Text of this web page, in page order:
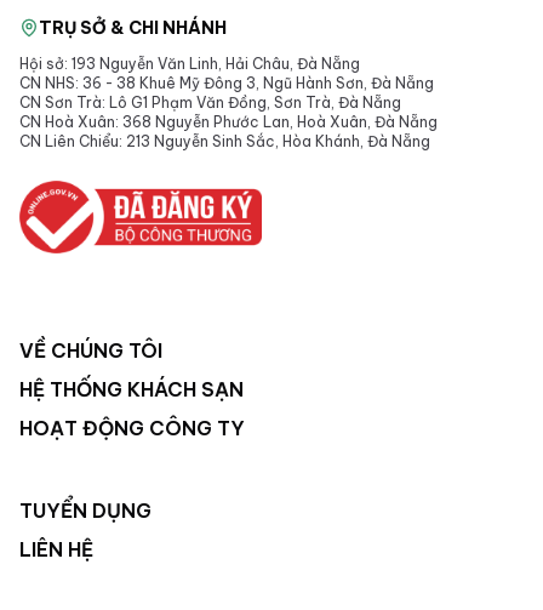
TRỤ SỞ & CHI NHÁNH
Hội sở: 193 Nguyễn Văn Linh, Hải Châu, Đà Nẵng
CN NHS: 36 - 38 Khuê Mỹ Đông 3, Ngũ Hành Sơn, Đà Nẵng
CN Sơn Trà: Lô G1 Phạm Văn Đồng, Sơn Trà, Đà Nẵng
CN Hoà Xuân: 368 Nguyễn Phước Lan, Hoà Xuân, Đà Nẵng
CN Liên Chiểu: 213 Nguyễn Sinh Sắc, Hòa Khánh, Đà Nẵng
VỀ CHÚNG TÔI
HỆ THỐNG KHÁCH SẠN
HOẠT ĐỘNG CÔNG TY
TUYỂN DỤNG
LIÊN HỆ